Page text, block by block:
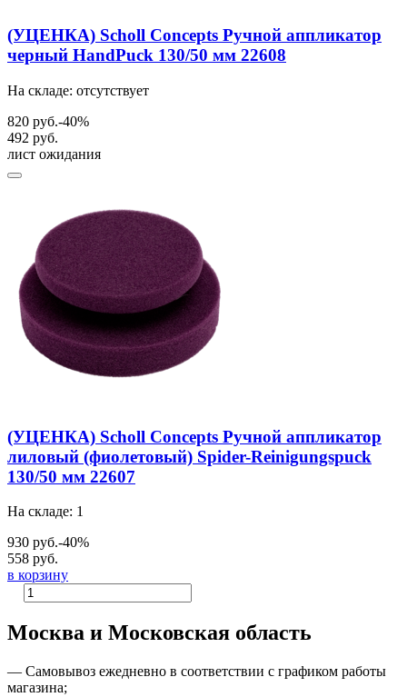
(УЦЕНКА) Scholl Concepts Ручной аппликатор
черный HandPuck 130/50 мм 22608
На складе: отсутствует
820 руб.-40%
492 руб.
лист ожидания
(УЦЕНКА) Scholl Concepts Ручной аппликатор
лиловый (фиолетовый) Spider-Reinigungspuck
130/50 мм 22607
На складе: 1
930 руб.-40%
558 руб.
в корзину
Москва и Московская область
— Самовывоз ежедневно в соответствии с графиком работы
магазина;